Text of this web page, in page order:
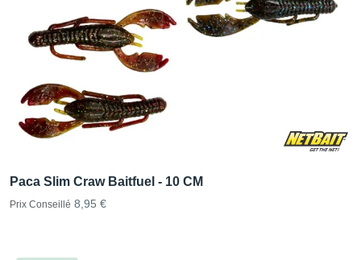
Paca Slim Craw Baitfuel - 10 CM
Prix Conseillé 8,95 €